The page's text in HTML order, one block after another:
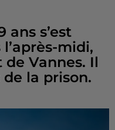
ans s’est
midi,
de Vannes. Il
la prison.